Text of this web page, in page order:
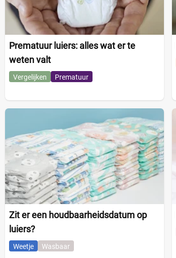
Prematuur luiers: alles wat er te
weten valt
Vergelijken Prematuur
Zit er een houdbaarheidsdatum op
luiers?
Weetje Wasbaar